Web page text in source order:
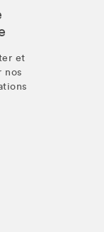
et
nos